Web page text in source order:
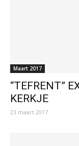
Maart 2017
“TEFRENT”
KERKJE
23 maart 2017